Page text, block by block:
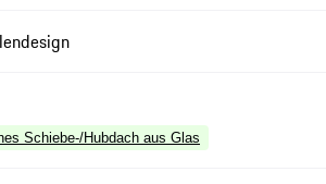
Schiebe-/Hubdach aus Glas